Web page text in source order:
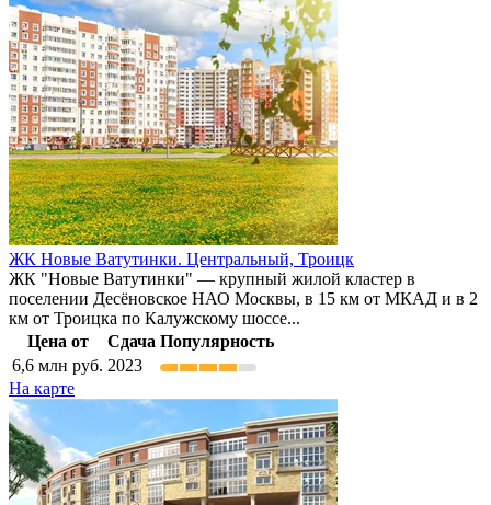
ЖК Новые Ватутинки. Центральный, Троицк
ЖК "Новые Ватутинки" — крупный жилой кластер в
поселении Десёновское НАО Москвы, в 15 км от МКАД и в 2
км от Троицка по Калужскому шоссе...
Цена от
Сдача Популярность
6,6 млн руб. 2023
На карте